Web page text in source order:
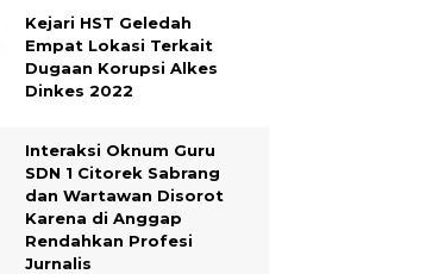
Kejari HST Geledah
Empat Lokasi Terkait
Dugaan Korupsi Alkes
Dinkes 2022
Interaksi Oknum Guru
SDN 1 Citorek Sabrang
dan Wartawan Disorot
Karena di Anggap
Rendahkan Profesi
Jurnalis